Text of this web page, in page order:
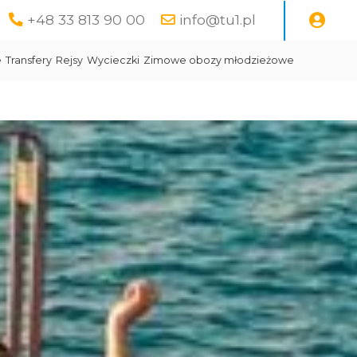
+48 33 813 90 00 info@tu1.pl
Transfery Rejsy Wycieczki Zimowe obozy młodzieżowe